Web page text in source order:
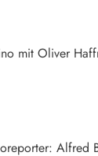
mit Oliver
Alfred